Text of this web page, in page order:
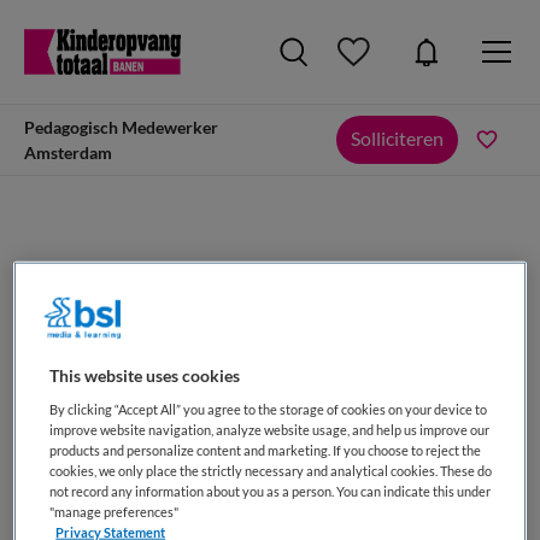
Pedagogisch Medewerker
Amsterdam
Solliciteren
Pedagogisch Medewerker Amsterdam
Kinderopvang
FUNCTIE
This website uses cookies
By clicking “Accept All” you agree to the storage of cookies on your device to
improve website navigation, analyze website usage, and help us improve our
products and personalize content and marketing. If you choose to reject the
cookies, we only place the strictly necessary and analytical cookies. These do
not record any information about you as a person. You can indicate this under
"manage preferences"
Privacy Statement